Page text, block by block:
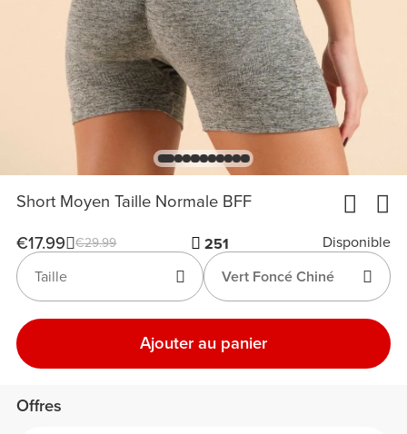
Short Moyen Taille Normale BFF
€17.99 €29.99 251
Disponible
Vert Foncé Chiné
Taille
Ajouter au panier
Offres